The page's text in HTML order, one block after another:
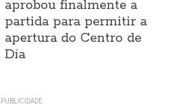
aprobou finalmente a
partida para permitir a
apertura do Centro de
Día